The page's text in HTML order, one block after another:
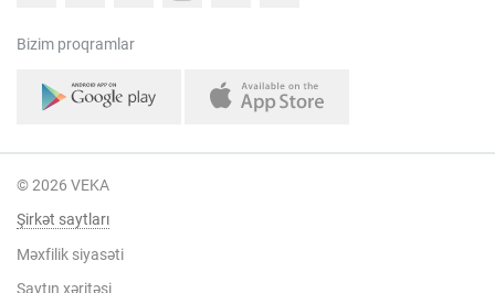
Bizim proqramlar
© 2026 VEKA
Şirkət saytları
Məxfilik siyasəti
Saytın xəritəsi